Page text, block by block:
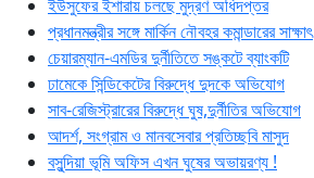
ইউসুফের ইশারায় চলছে মুদ্রণ অধিদপ্তর
প্রধানমন্ত্রীর সঙ্গে মার্কিন নৌবহর কমান্ডারের সাক্ষাৎ
চেয়ারম্যান-এমডির দুর্নীতিতে সঙ্কটে ব্যাংকটি
ঢামেকে সিন্ডিকেটের বিরুদ্ধে দুদকে অভিযোগ
সাব-রেজিস্ট্রারের বিরুদ্ধে ঘুষ,দুর্নীতির অভিযোগ
আদর্শ, সংগ্রাম ও মানবসেবার প্রতিচ্ছবি মাসুদ
বসুন্দিয়া ভূমি অফিস এখন ঘুষের অভায়রণ্য !